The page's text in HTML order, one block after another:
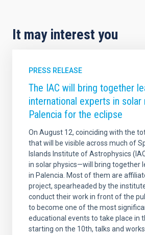
It may interest you
PRESS RELEASE
The IAC will bring together
international experts in solar
Palencia for the eclipse
On August 12, coinciding with the
that will be visible across much of
Islands Institute of Astrophysics
in solar physics—will bring together
in Palencia. Most of them are
project, spearheaded by the
conduct their work in front of the
to become one of the most
educational events to take place in
starting on the 10th, talks and